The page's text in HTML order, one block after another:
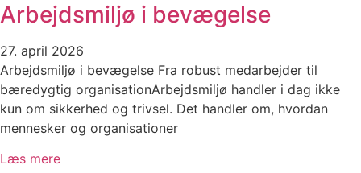
Arbejdsmiljø i bevægelse
27. april 2026
Arbejdsmiljø i bevægelse Fra robust medarbejder til
bæredygtig organisationArbejdsmiljø handler i dag ikke
kun om sikkerhed og trivsel. Det handler om, hvordan
mennesker og organisationer
Læs mere